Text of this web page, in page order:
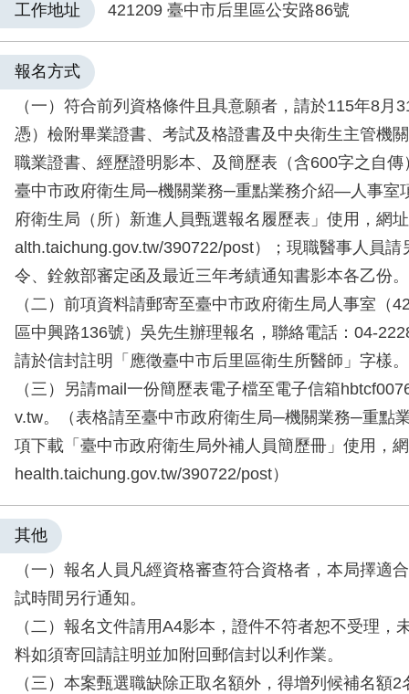
工作地址 421209 臺中市后里區公安路86號
報名方式
（一）符合前列資格條件且具意願者，請於115年8月
憑）檢附畢業證書、考試及格證書及中央衛生主管機
職業證書、經歷證明影本、及簡歷表（含600字之自
臺中市政府衛生局─機關業務─重點業務介紹—人事室
府衛生局（所）新進人員甄選報名履歷表」使用，網
alth.taichung.gov.tw/390722/post）；現職醫事人員請
令、銓敘部審定函及最近三年考績通知書影本各乙份。
（二）前項資料請郵寄至臺中市政府衛生局人事室（
區中興路136號）吳先生辦理報名，聯絡電話：04-
請於信封註明「應徵臺中市后里區衛生所醫師」字樣。
（三）另請mail一份簡歷表電子檔至電子信箱
v.tw。（表格請至臺中市政府衛生局─機關業務─重點
項下載「臺中市政府衛生局外補人員簡歷冊」使用，
health.taichung.gov.tw/390722/post）
其他
（一）報名人員凡經資格審查符合資格者，本局擇適
試時間另行通知。
（二）報名文件請用A4影本，證件不符者恕不受理，
料如須寄回請註明並加附回郵信封以利作業。
（三）本案甄選職缺除正取名額外，得增列候補名額